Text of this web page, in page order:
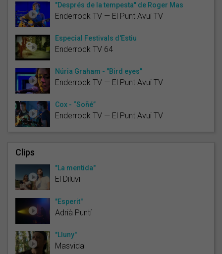
"Després de la tempesta" de Roger Mas
Enderrock TV — El Punt Avui TV
Especial Festivals d'Estiu
Enderrock TV 64
Núria Graham - "Bird eyes”
Enderrock TV — El Punt Avui TV
Cox - “Soñé”
Enderrock TV — El Punt Avui TV
Clips
"La mentida"
El Diluvi
"Esperit"
Adrià Puntí
"Lluny"
Masvidal